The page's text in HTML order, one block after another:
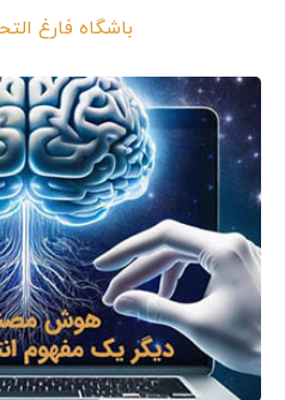
باشگاه فارغ